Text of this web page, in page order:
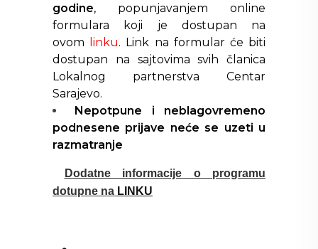
godine, popunjavanjem online
formulara koji je dostupan na
ovom
linku. Link na formular će biti
dostupan na sajtovima svih članica
Lokalnog partnerstva Centar
Sarajevo.
Nepotpune i neblagovremeno
podnesene prijave neće se uzeti u
razmatranje
Dodatne informacije o programu
dotupne na LINKU